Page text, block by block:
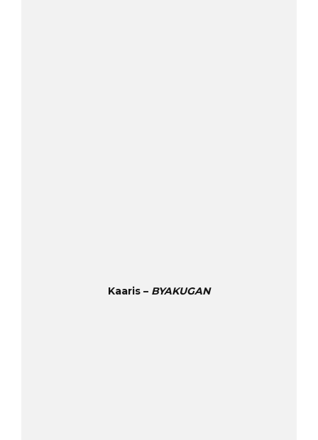
Kaaris – BYAKUGAN